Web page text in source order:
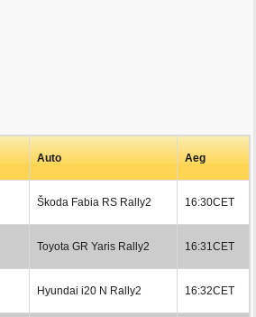
Auto Aeg
Škoda Fabia RS Rally2 16:30CET
Toyota GR Yaris Rally2 16:31CET
Hyundai i20 N Rally2 16:32CET